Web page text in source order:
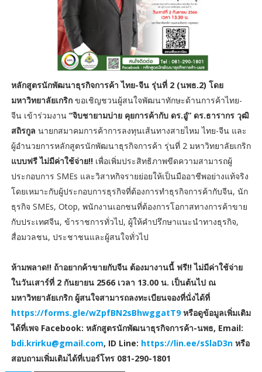
หลักสูตรนักพัฒนาธุรกิจการค้า ไทย-จีน รุ่นที่ 2 (นพธ.2) โดย
มหาวิทยาลัยเกริก ขอเชิญชวนผู้สนใจพัฒนาทักษะด้านการค้าไทย-
จีน เข้าร่วมงาน“จิบชายามบ่าย คุยการค้ากับ ดร.อู๋” ดร.ธารากร วุฒิ
สถิรกูล นายกสมาคมการค้าการลงทุนเส้นทางสายไหม ไทย-จีน และ
ผู้อำนวยการหลักสูตรนักพัฒนาธุรกิจการค้า รุ่นที่ 2 มหาวิทยาลัยเกริก
แบบฟรี ไม่มีค่าใช้จ่าย!! เพื่อเพิ่มประสิทธิภาพขีดความสามารถผู้
ประกอบการ SMEs และวิสาหกิจรายย่อยให้เป็นมืออาชีพอย่างแท้จริง
โดยเหมาะกับผู้ประกอบการธุรกิจที่ต้องการทำธุรกิจการค้ากับจีน, นัก
ธุรกิจ SMEs, Otop, พนักงานเอกชนที่ต้องการโอกาสทางการค้าขาย
กับประเทศจีน, ข้าราชการทั่วไป, ผู้ให้คำปรึกษาแนะนำทางธุรกิจ,
สื่อมวลชน, ประชาชนและผู้สนใจทั่วไป
ห้ามพลาด!! ถ้าอยากค้าขายกับจีน ต้องมางานนี้ ฟรี!! ไม่มีค่าใช้จ่าย
ในวันเสาร์ที่ 2 กันยายน 2566 เวลา 13.00 น. เป็นต้นไป ณ
มหาวิทยาลัยเกริก ผู้สนใจสามารถลงทะเบียนจองที่นั่งได้ที่
https://forms.gle/wZpfBN2sBhwggatT9หรือดูข้อมูลเพิ่มเติม
ได้ที่เพจ Facebook: หลักสูตรนักพัฒนาธุรกิจการค้า-นพธ, Email:
bdi.krirku@gmail.com, ID Line: https://lin.ee/sSlaD3nหรือ
สอบถามเพิ่มเติมได้ที่เบอร์โทร 081-290-1801